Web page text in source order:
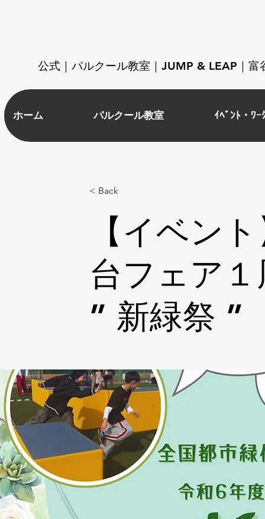
公式｜パルクール教室｜JUMP & LEAP｜
ホーム パルクール教室 ｲﾍﾞﾝﾄ・ﾜｰ
< Back
【イベン
台フェア
” 新緑祭 ”